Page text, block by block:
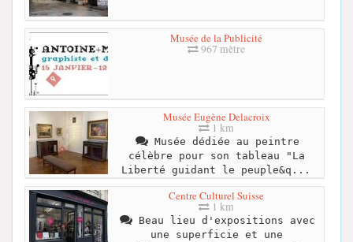
Musée de la Publicité
967 mètre
Musée Eugène Delacroix
1 km
Musée dédiée au peintre
célèbre pour son tableau "La
Liberté guidant le peuple&q...
Centre Culturel Suisse
1 km
Beau lieu d'expositions avec
une superficie et une